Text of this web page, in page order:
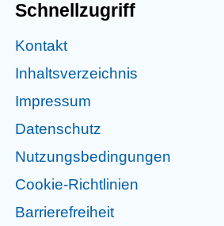
Schnellzugriff
Kontakt
Inhaltsverzeichnis
Impressum
Datenschutz
Nutzungsbedingungen
Cookie-Richtlinien
Barrierefreiheit